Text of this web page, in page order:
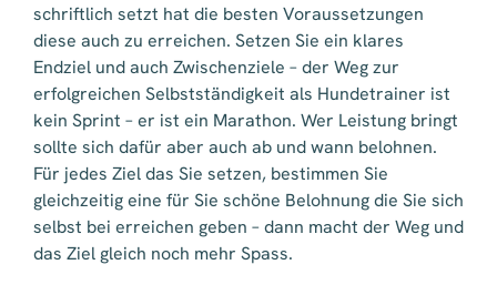
schriftlich setzt hat die besten Voraussetzungen
diese auch zu erreichen. Setzen Sie ein klares
Endziel und auch Zwischenziele – der Weg zur
erfolgreichen Selbstständigkeit als Hundetrainer ist
kein Sprint – er ist ein Marathon. Wer Leistung bringt
sollte sich dafür aber auch ab und wann belohnen.
Für jedes Ziel das Sie setzen, bestimmen Sie
gleichzeitig eine für Sie schöne Belohnung die Sie sich
selbst bei erreichen geben – dann macht der Weg und
das Ziel gleich noch mehr Spass.